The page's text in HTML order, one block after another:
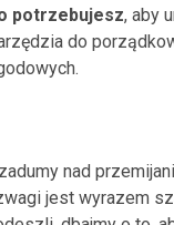
potrzebujesz, aby
do
nad
jest wyrazem